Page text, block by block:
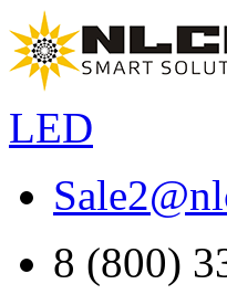
LED
Sale2@
8 (800)